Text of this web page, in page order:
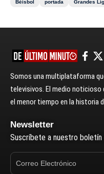
Béisbol
portada Grandes
Somos una multiplataforma
televisivos. El medio noticioso
el menor tiempo en la historia
Newsletter
Suscríbete a nuestro boletín